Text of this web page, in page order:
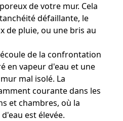
de votre mur. Cela
défaillante, le
de pluie, ou une bris au
de la confrontation
en vapeur d'eau et une
mal isolé. La
courante dans les
et chambres, où la
est élevée.